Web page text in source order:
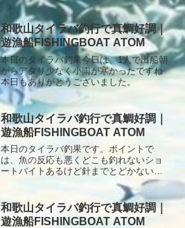
和歌山タイラバ釣行で真鯛好調｜
遊漁船FISHINGBOAT ATOM
本日のタイラバ釣果今日は、1人で出船朝
からアタリ少なく小雨が寒かったですね
本日もありがとうございました。
和歌山タイラバ釣行で真鯛好調｜
遊漁船FISHINGBOAT ATOM
本日のタイラバ釣果です。ポイントで
は、魚の反応も悪くどこも釣れないショ
ートバイトあるけど針までとどかないな
が〜い沈黙ありましたが、なんとか真鯛
の顔みれました。後半に針が折れて大物
を取り逃したのは痛恨でしたね本日もあ
りがとうございました。
和歌山タイラバ釣行で真鯛好調｜
遊漁船FISHINGBOAT ATOM